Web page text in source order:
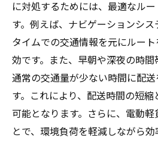
に対処するためには、最適なル
す。例えば、ナビゲーションシ
タイムでの交通情報を元にルー
効です。また、早朝や深夜の時間
通常の交通量が少ない時間に配
す。これにより、配送時間の短
可能となります。さらに、電動
とで、環境負荷を軽減しながら